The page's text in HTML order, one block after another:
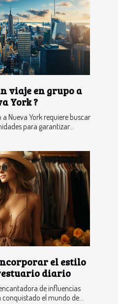
viaje en grupo a
York ?
Nueva York requiere buscar
para garantizar...
el estilo
diario
de influencias
el mundo de...